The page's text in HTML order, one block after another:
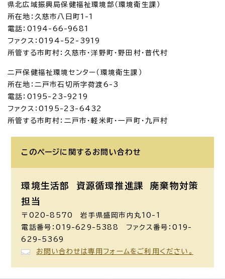
県北広域振興局保健福祉環境部（環境衛生課）
所在地：久慈市八日町1-1
電話：0194-66-9681
ファクス：0194-52-3919
所管する市町村：久慈市・洋野町・野田村・普代村
二戸保健福祉環境センター（環境衛生課）
所在地：二戸市石切所字荷渡6-3
電話：0195-23-9219
ファクス：0195-23-6432
所管する市町村：二戸市・軽米町・一戸町・九戸村
このページに関する お問い合わせ
環境生活部 資源循環推進課
廃棄物対策
担当
〒020-8570 岩手県盛岡市内丸10-1
電話番号：019-629-5388 ファクス番号：019-
629-5369
お問い合わせは専用フォームをご利用ください。